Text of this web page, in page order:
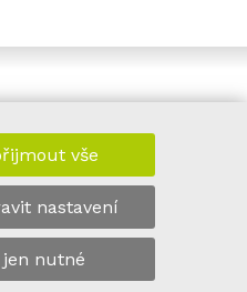
vše
nastavení
jen nutné